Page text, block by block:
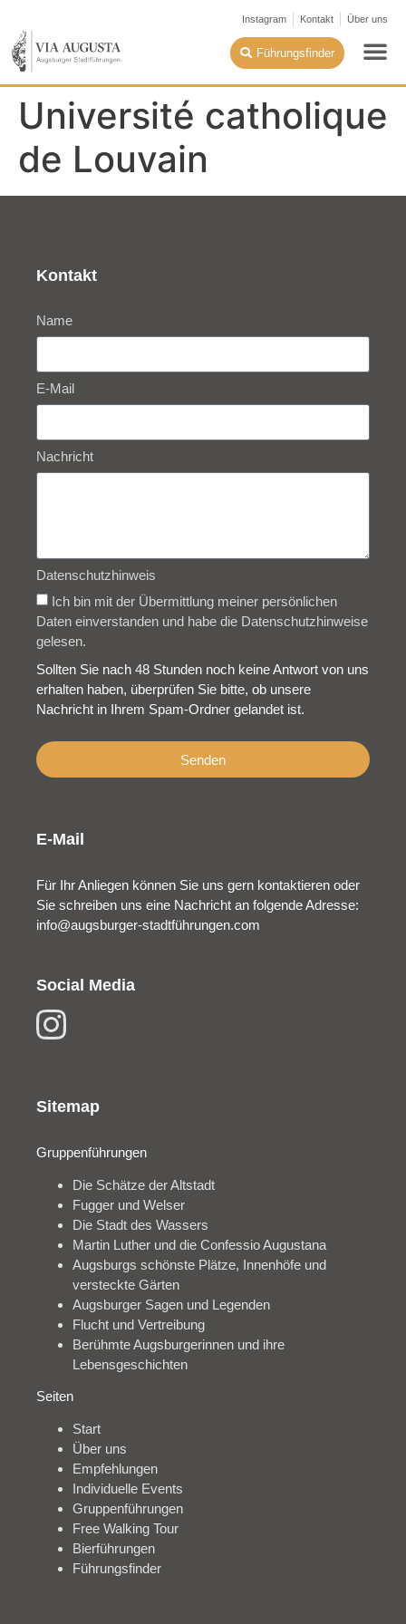
Instagram Kontakt Über uns
Führungsfinder
Université catholique
de Louvain
Kontakt
Name
E-Mail
Nachricht
Datenschutzhinweis
Ich bin mit der Übermittlung meiner persönlichen
Daten einverstanden und habe die Datenschutzhinweise
gelesen.
Sollten Sie nach 48 Stunden noch keine Antwort von uns
erhalten haben, überprüfen Sie bitte, ob unsere
Nachricht in Ihrem Spam-Ordner gelandet ist.
Senden
E-Mail
Für Ihr Anliegen können Sie uns gern kontaktieren oder
Sie schreiben uns eine Nachricht an folgende Adresse:
info@augsburger-stadtführungen.com
Social Media
Sitemap
Gruppenführungen
Die Schätze der Altstadt
Fugger und Welser
Die Stadt des Wassers
Martin Luther und die Confessio Augustana
Augsburgs schönste Plätze, Innenhöfe und
versteckte Gärten
Augsburger Sagen und Legenden
Flucht und Vertreibung
Berühmte Augsburgerinnen und ihre
Lebensgeschichten
Seiten
Start
Über uns
Empfehlungen
Individuelle Events
Gruppenführungen
Free Walking Tour
Bierführungen
Führungsfinder